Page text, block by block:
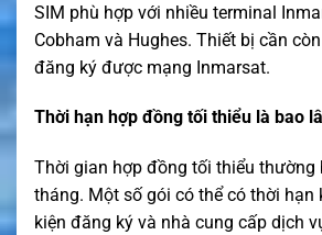
SIM phù hợp với nhiều terminal
Cobham và Hughes. Thiết bị cần
đăng ký được mạng Inmarsat.
Thời hạn hợp đồng tối thiểu là bao
Thời gian hợp đồng tối thiểu thường
tháng. Một số gói có thể có thời hạn
kiện đăng ký và nhà cung cấp dịch